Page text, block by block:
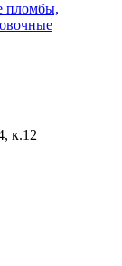
пломбы,
к.12